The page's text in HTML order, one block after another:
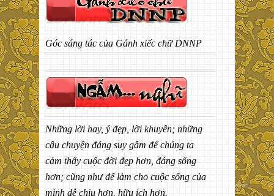
Góc sáng tác của Gánh xiếc chữ DNNP
Những lời hay, ý đẹp, lời khuyên; những
câu chuyện đáng suy gẫm để chúng ta
cảm thấy cuộc đời đẹp hơn, đáng sống
hơn; cũng như để làm cho cuộc sống của
mình dễ chịu hơn, hữu ích hơn.